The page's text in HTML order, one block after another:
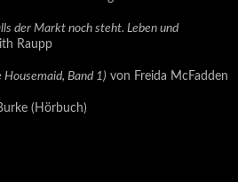
der Markt noch steht. Leben und
Raupp
Band 1) von Freida McFadden
(Hörbuch)